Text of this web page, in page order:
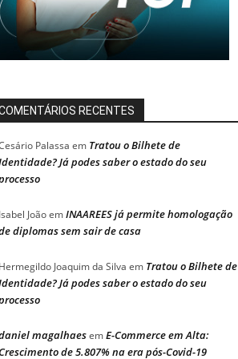
RECENTES
Palassa em Tratou o Bilhete de
Já podes saber o estado do seu
JoãoemINAAREES já permite homologação
diplomas sem sair de casa
Joaquim da Silva em Tratou o Bilhete de
Já podes saber o estado do seu
magalhaesemE-Commerce em Alta:
de 5.807% na era pós-Covid-19